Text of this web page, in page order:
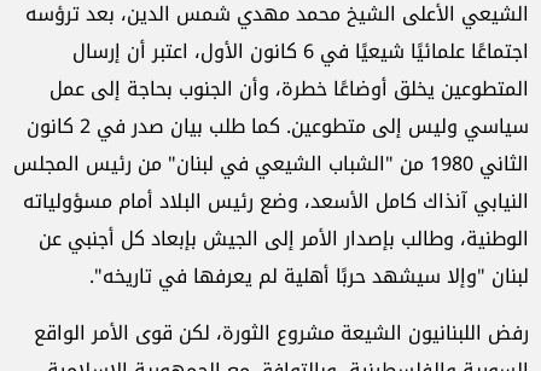
الشيعي الأعلى الشيخ محمد مهدي شمس الدين، بعد ترؤسه
اجتماعًا علمائيًا شيعيًا في 6 كانون الأول، اعتبر أن إرسال
المتطوعين يخلق أوضاعًا خطرة، وأن الجنوب بحاجة إلى عمل
سياسي وليس إلى متطوعين. كما طلب بيان صدر في 2 كانون
الثاني 1980 من "الشباب الشيعي في لبنان" من رئيس المجلس
النيابي آنذاك كامل الأسعد، وضع رئيس البلاد أمام مسؤولياته
الوطنية، وطالب بإصدار الأمر إلى الجيش بإبعاد كل أجنبي عن
لبنان "وإلا سيشهد حربًا أهلية لم يعرفها في تاريخه".
رفض اللبنانيون الشيعة مشروع الثورة، لكن قوى الأمر الواقع